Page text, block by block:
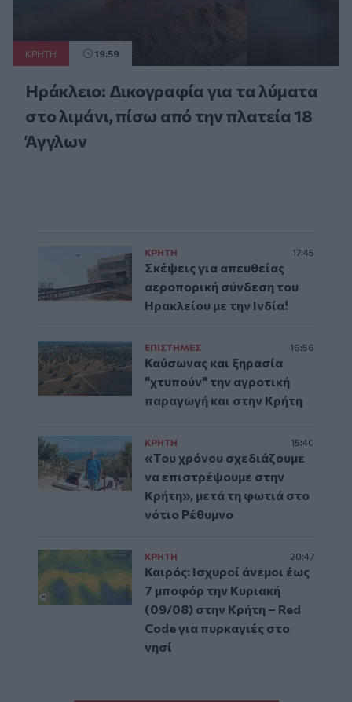
ΚΡΗΤΗ 19:59
Ηράκλειο: Δικογραφία για τα λύματα
στο λιμάνι, πίσω από την πλατεία 18
Άγγλων
ΚΡΗΤΗ 17:45
Σκέψεις για απευθείας
αεροπορική σύνδεση του
Ηρακλείου με την Ινδία!
ΕΠΙΣΤΗΜΕΣ 16:56
Καύσωνας και ξηρασία
"χτυπούν" την αγροτική
παραγωγή και στην Κρήτη
ΚΡΗΤΗ 15:40
«Του χρόνου σχεδιάζουμε
να επιστρέψουμε στην
Κρήτη», μετά τη φωτιά στο
νότιο Ρέθυμνο
ΚΡΗΤΗ 20:47
Καιρός: Ισχυροί άνεμοι έως
7 μποφόρ την Κυριακή
(09/08) στην Κρήτη – Red
Code για πυρκαγιές στο
νησί